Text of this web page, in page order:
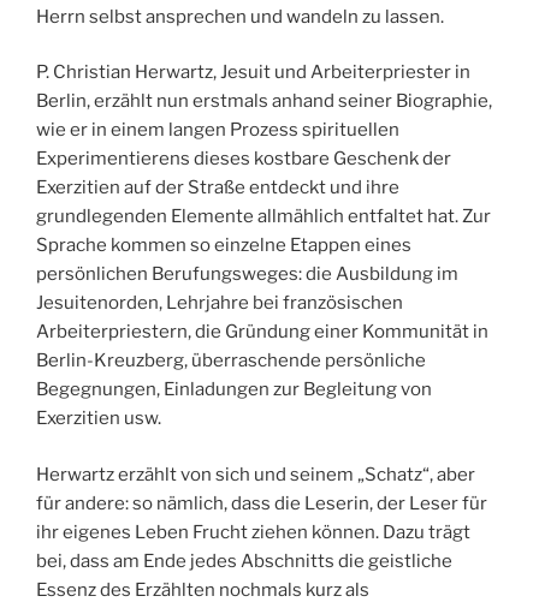
Herrn selbst ansprechen und wandeln zu lassen.
P. Christian Herwartz, Jesuit und Arbeiterpriester in
Berlin, erzählt nun erstmals anhand seiner Biographie,
wie er in einem langen Prozess spirituellen
Experimentierens dieses kostbare Geschenk der
Exerzitien auf der Straße entdeckt und ihre
grundlegenden Elemente allmählich entfaltet hat. Zur
Sprache kommen so einzelne Etappen eines
persönlichen Berufungsweges: die Ausbildung im
Jesuitenorden, Lehrjahre bei französischen
Arbeiterpriestern, die Gründung einer Kommunität in
Berlin-Kreuzberg, überraschende persönliche
Begegnungen, Einladungen zur Begleitung von
Exerzitien usw.
Herwartz erzählt von sich und seinem „Schatz“, aber
für andere: so nämlich, dass die Leserin, der Leser für
ihr eigenes Leben Frucht ziehen können. Dazu trägt
bei, dass am Ende jedes Abschnitts die geistliche
Essenz des Erzählten nochmals kurz als